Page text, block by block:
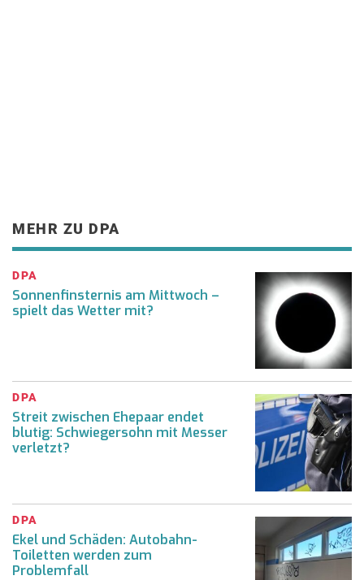
MEHR ZU DPA
DPA
Sonnenfinsternis am Mittwoch –
spielt das Wetter mit?
DPA
Streit zwischen Ehepaar endet
blutig: Schwiegersohn mit Messer
verletzt?
DPA
Ekel und Schäden: Autobahn-
Toiletten werden zum
Problemfall